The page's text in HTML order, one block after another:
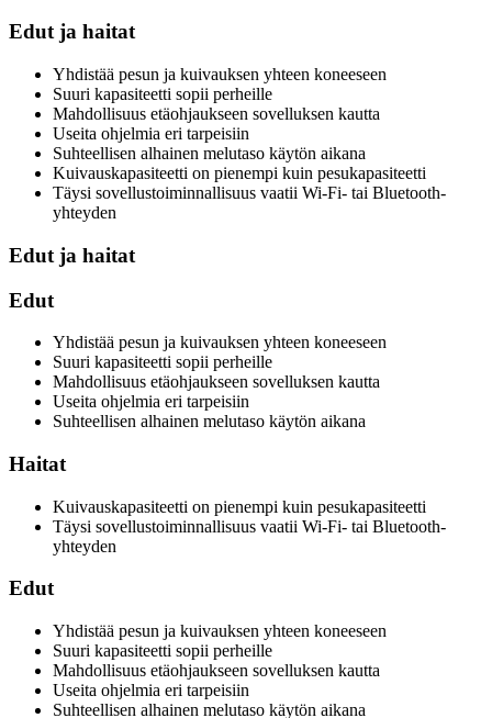
Edut ja haitat
Yhdistää pesun ja kuivauksen yhteen koneeseen
Suuri kapasiteetti sopii perheille
Mahdollisuus etäohjaukseen sovelluksen kautta
Useita ohjelmia eri tarpeisiin
Suhteellisen alhainen melutaso käytön aikana
Kuivauskapasiteetti on pienempi kuin pesukapasiteetti
Täysi sovellustoiminnallisuus vaatii Wi-Fi- tai Bluetooth-
yhteyden
Edut ja haitat
Edut
Yhdistää pesun ja kuivauksen yhteen koneeseen
Suuri kapasiteetti sopii perheille
Mahdollisuus etäohjaukseen sovelluksen kautta
Useita ohjelmia eri tarpeisiin
Suhteellisen alhainen melutaso käytön aikana
Haitat
Kuivauskapasiteetti on pienempi kuin pesukapasiteetti
Täysi sovellustoiminnallisuus vaatii Wi-Fi- tai Bluetooth-
yhteyden
Edut
Yhdistää pesun ja kuivauksen yhteen koneeseen
Suuri kapasiteetti sopii perheille
Mahdollisuus etäohjaukseen sovelluksen kautta
Useita ohjelmia eri tarpeisiin
Suhteellisen alhainen melutaso käytön aikana